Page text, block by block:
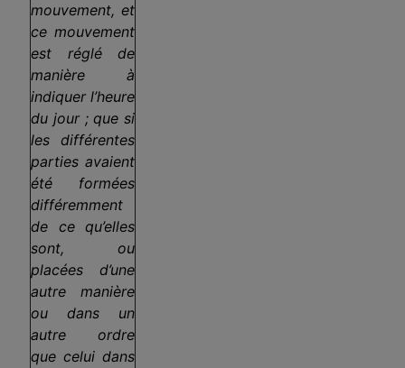
mouvement, et
ce mouvement
est réglé de
manière à
indiquer l’heure
du jour ; que si
les différentes
parties avaient
été formées
différemment
de ce qu’elles
sont, ou
placées d’une
autre manière
ou dans un
autre ordre
que celui dans